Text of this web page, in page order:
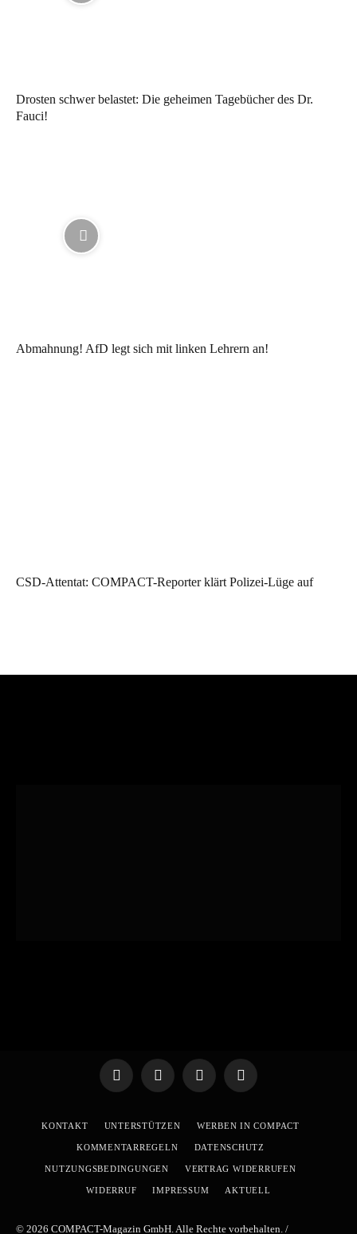
Drosten schwer belastet: Die geheimen Tagebücher des Dr.
Fauci!
Abmahnung! AfD legt sich mit linken Lehrern an!
CSD-Attentat: COMPACT-Reporter klärt Polizei-Lüge auf
TelegramWhatsApp
X
YouTube
KONTAKT UNTERSTÜTZEN WERBEN IN COMPACT
KOMMENTARREGELN DATENSCHUTZ
NUTZUNGSBEDINGUNGEN VERTRAG WIDERRUFEN
WIDERRUF IMPRESSUM AKTUELL
© 2026 COMPACT-Magazin GmbH. Alle Rechte vorbehalten. /